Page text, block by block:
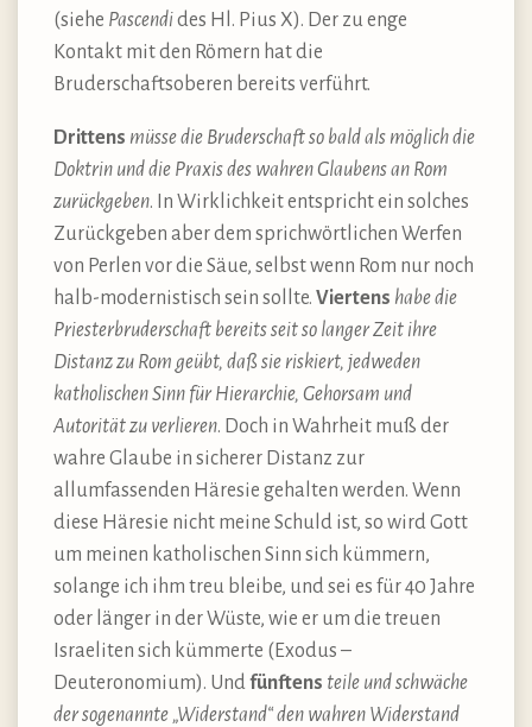
(siehe Pascendides Hl. Pius X). Der zu enge
Kontakt mit den Römern hat die
Bruderschaftsoberen bereits verführt.
Drittens müsse die Bruderschaft so bald als möglich die
Doktrin und die Praxis des wahren Glaubens an Rom
zurückgeben. In Wirklichkeit entspricht ein solches
Zurückgeben aber dem sprichwörtlichen Werfen
von Perlen vor die Säue, selbst wenn Rom nur noch
halb-modernistisch sein sollte. Viertens habe die
Priesterbruderschaft bereits seit so langer Zeit ihre
Distanz zu Rom geübt, daß sie riskiert, jedweden
katholischen Sinn für Hierarchie, Gehorsam und
Autorität zu verlieren. Doch in Wahrheit muß der
wahre Glaube in sicherer Distanz zur
allumfassenden Häresie gehalten werden. Wenn
diese Häresie nicht meine Schuld ist, so wird Gott
um meinen katholischen Sinn sich kümmern,
solange ich ihm treu bleibe, und sei es für 40 Jahre
oder länger in der Wüste, wie er um die treuen
Israeliten sich kümmerte (Exodus –
Deuteronomium). Undfünftens teile und schwäche
der sogenannte „Widerstand“ den wahren Widerstand